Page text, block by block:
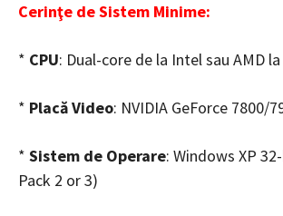
Cerinţe de Sistem Minime:
* CPU: Dual-core de la Intel sau AMD la
* Placă Video: NVIDIA GeForce 7800/
* Sistem de Operare: Windows XP
Pack 2 or 3)